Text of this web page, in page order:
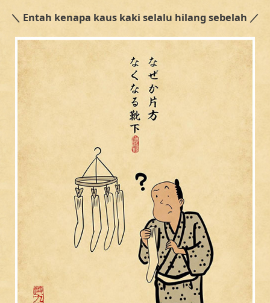
＼ Entah kenapa kaus kaki selalu hilang sebelah ／